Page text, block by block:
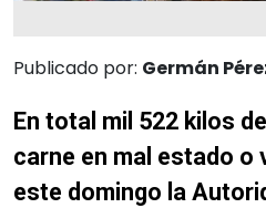
Publicado por: Germán
En total mil 522 kilos
carne en mal estado o
este domingo la